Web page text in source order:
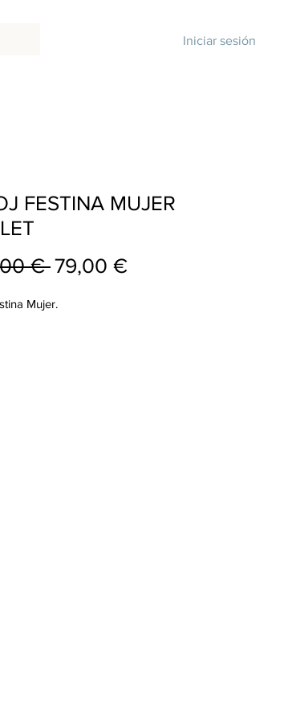
Iniciar sesión
FESTINA MUJER
€ Precio
79,00 €Precio
Mujer.